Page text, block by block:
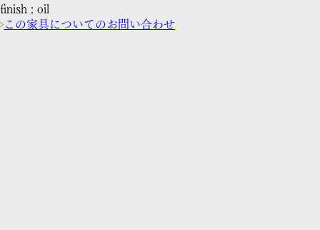
finish : oil
この家具についてのお問い合わせ